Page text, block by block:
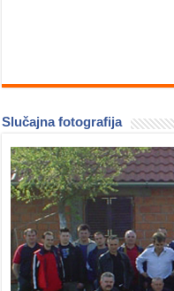
Slučajna fotografija